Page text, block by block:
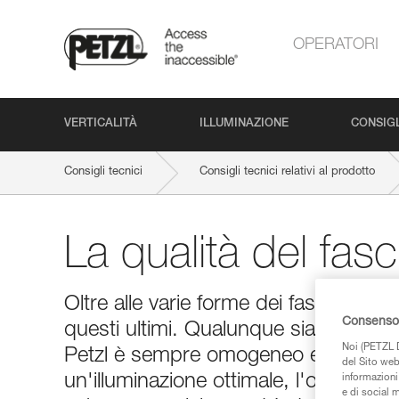
OPERATORI
VERTICALITÀ ILLUMINAZIONE
Consigli tecnici Consigli tecnici relativi al prodotto
La qualità del
Oltre alle varie forme dei fasci
questi ultimi. Qualunque sia la
Petzl è sempre omogeneo e quindi
un'illuminazione ottimale, l'ottica
Noi
del Sito
e di social